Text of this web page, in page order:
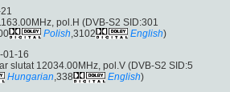
pol.H (DVB-S2 SID:301
Polish ,3102 English)
01-16
slutat 12034.00MHz, pol.V (DVB-S2 SID:5
Hungarian,338 English)